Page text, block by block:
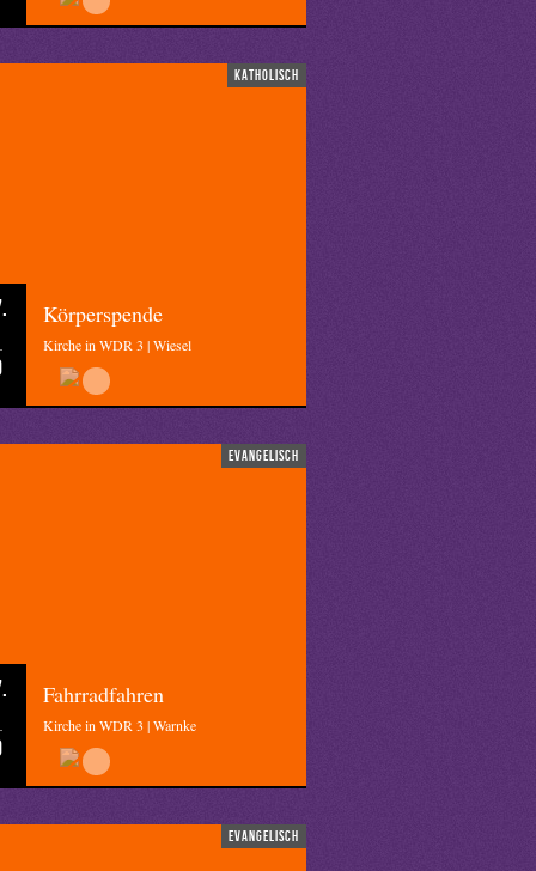
katholisch
Körperspende
Kirche in WDR 3 | Wiesel
evangelisch
Fahrradfahren
Kirche in WDR 3 | Warnke
evangelisch